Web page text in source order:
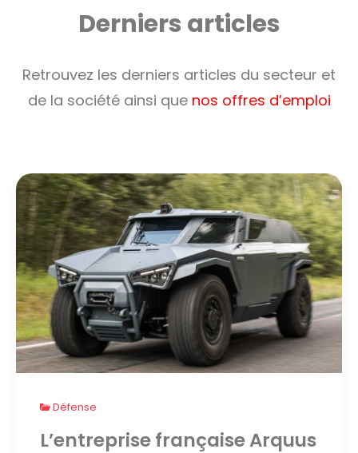
Derniers articles
Retrouvez les derniers articles du secteur et
de la société ainsi que nos offres d’emploi
Défense
L’entreprise française Arquus